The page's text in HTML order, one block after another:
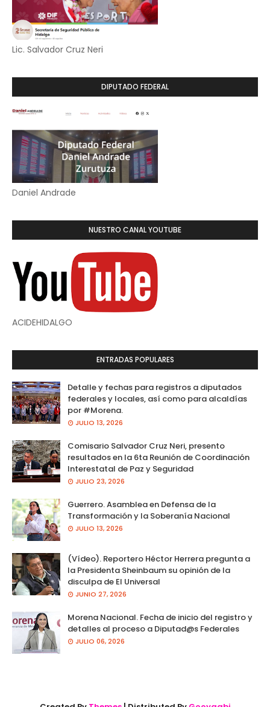
Lic. Salvador Cruz Neri
DIPUTADO FEDERAL
Daniel Andrade
NUESTRO CANAL YOUTUBE
ACIDEHIDALGO
ENTRADAS POPULARES
Detalle y fechas para registros a diputados
federales y locales, así como para alcaldías
por #Morena.
JULIO 13, 2026
Comisario Salvador Cruz Neri, presento
resultados en la 6ta Reunión de Coordinación
Interestatal de Paz y Seguridad
JULIO 23, 2026
Guerrero. Asamblea en Defensa de la
Transformación y la Soberanía Nacional
JULIO 13, 2026
(Vídeo). Reportero Héctor Herrera pregunta a
la Presidenta Sheinbaum su opinión de la
disculpa de El Universal
JUNIO 27, 2026
Morena Nacional. Fecha de inicio del registro y
detalles al proceso a Diputad@s Federales
JULIO 06, 2026